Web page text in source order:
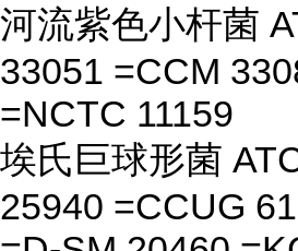
河流紫色小杆菌
33051 =CCM
=NCTC 11159
埃氏巨球形菌
25940 =CCUG